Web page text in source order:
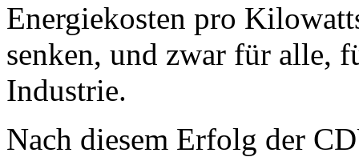
Energiekosten pro
senken, und zwar für alle,
Industrie.
Nach diesem Erfolg der